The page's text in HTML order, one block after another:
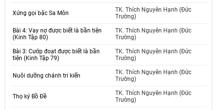
Xứng gọi bậc Sa Môn
TK. Thích Nguyên Hạnh (Đức
Trường)
Bài 4: Vay nợ được biết là bần tiện
(Kinh Tập 80)
TK. Thích Nguyên Hạnh (Đức
Trường)
Bài 3: Cướp đoạt được biết là bần
tiện (Kinh Tập 79)
TK. Thích Nguyên Hạnh (Đức
Trường)
Nuôi dưỡng chánh tri kiến
TK. Thích Nguyên Hạnh (Đức
Trường)
Thọ ký Bồ Đề
TK. Thích Nguyên Hạnh (Đức
Trường)